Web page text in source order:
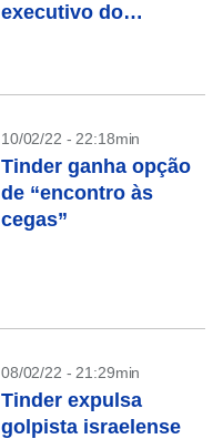
executivo do
10/02/22 - 22:18min
Tinder ganha opção
de “encontro às
cegas”
08/02/22 - 21:29min
Tinder expulsa
golpista israelense